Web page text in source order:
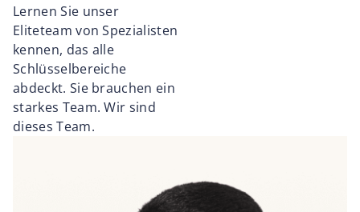
Lernen Sie unser
Eliteteam von Spezialisten
kennen, das alle
Schlüsselbereiche
abdeckt. Sie brauchen ein
starkes Team. Wir sind
dieses Team.